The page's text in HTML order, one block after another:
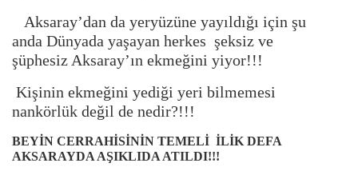
Aksaray’dan da yeryüzüne yayıldığı için şu
anda Dünyada yaşayan herkes şeksiz ve
şüphesiz Aksaray’ın ekmeğini yiyor!!!
Kişinin ekmeğini yediği yeri bilmemesi
nankörlük değil de nedir?!!!
BEYİN CERRAHİSİNİN TEMELİ İLİK DEFA
AKSARAYDA AŞIKLIDA ATILDI!!!